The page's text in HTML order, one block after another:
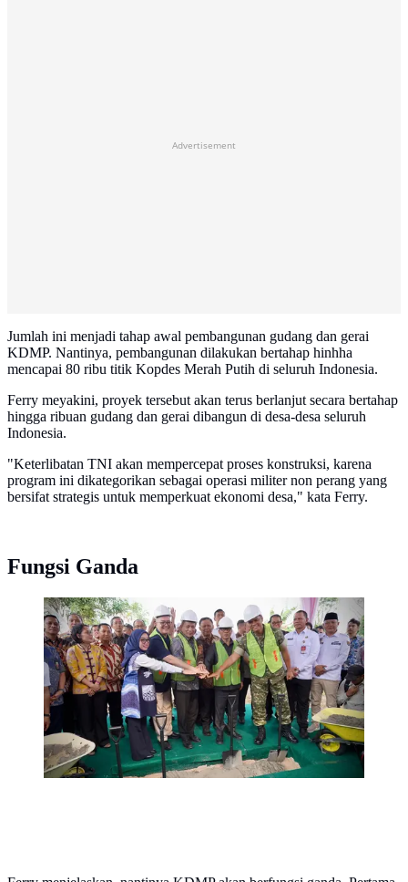
Advertisement
Jumlah ini menjadi tahap awal pembangunan gudang dan gerai
KDMP. Nantinya, pembangunan dilakukan bertahap hinhha
mencapai 80 ribu titik Kopdes Merah Putih di seluruh Indonesia.
Ferry meyakini, proyek tersebut akan terus berlanjut secara bertahap
hingga ribuan gudang dan gerai dibangun di desa-desa seluruh
Indonesia.
"Keterlibatan TNI akan mempercepat proses konstruksi, karena
program ini dikategorikan sebagai operasi militer non perang yang
bersifat strategis untuk memperkuat ekonomi desa," kata Ferry.
Fungsi Ganda
Menteri Koperasi Ferry Juliantoro dalam
groundbreaking gudang dan gerai Kopdes Merah Putih
di Desa Wanajaya, Kecamatan Cibitung, Kabupaten
Bekasi, Jawa Barat, Jumat sore (17/10/2025). (Dok
Kemenkop)